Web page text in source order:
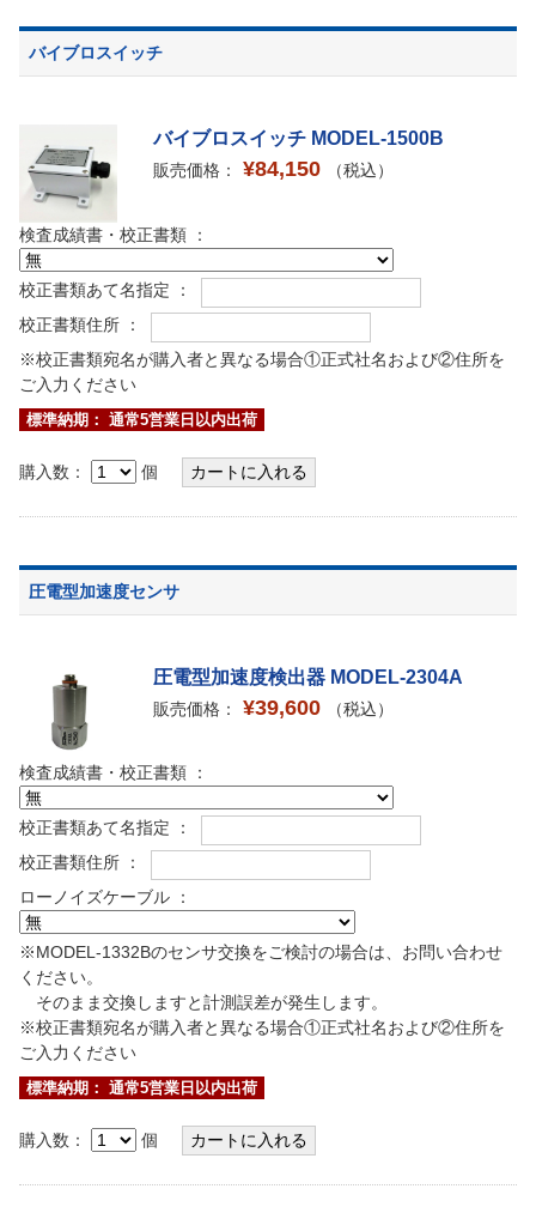
バイブロスイッチ
バイブロスイッチ MODEL-1500B
販売価格： ¥84,150 （税込）
検査成績書・校正書類 ：
校正書類あて名指定 ：
校正書類住所 ：
※校正書類宛名が購入者と異なる場合①正式社名および②住所を
ご入力ください
標準納期： 通常5営業日以内出荷
購入数： 個
圧電型加速度センサ
圧電型加速度検出器 MODEL-2304A
販売価格： ¥39,600 （税込）
検査成績書・校正書類 ：
校正書類あて名指定 ：
校正書類住所 ：
ローノイズケーブル ：
※MODEL-1332Bのセンサ交換をご検討の場合は、お問い合わせ
ください。
そのまま交換しますと計測誤差が発生します。
※校正書類宛名が購入者と異なる場合①正式社名および②住所を
ご入力ください
標準納期： 通常5営業日以内出荷
購入数： 個